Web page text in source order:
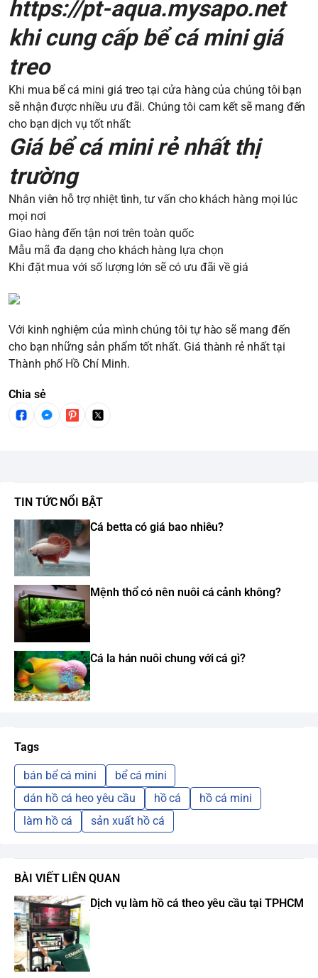
https://pt-aqua.mysapo.net
khi cung cấp bể cá mini giá
treo
Khi mua bể cá mini giá treo tại cửa hàng của chúng tôi bạn
sẽ nhận được nhiều ưu đãi. Chúng tôi cam kết sẽ mang đến
cho bạn dịch vụ tốt nhất:
Giá bể cá mini rẻ nhất thị
trường
Nhân viên hỗ trợ nhiệt tình, tư vấn cho khách hàng mọi lúc
mọi nơi
Giao hàng đến tận nơi trên toàn quốc
Mẫu mã đa dạng cho khách hàng lựa chọn
Khi đặt mua với số lượng lớn sẽ có ưu đãi về giá
Với kinh nghiệm của mình chúng tôi tự hào sẽ mang đến
cho bạn những sản phẩm tốt nhất. Giá thành rẻ nhất tại
Thành phố Hồ Chí Minh.
Chia sẻ
TIN TỨC NỔI BẬT
Cá betta có giá bao nhiêu?
Mệnh thổ có nên nuôi cá cảnh không?
Cá la hán nuôi chung với cá gì?
Tags
bán bể cá mini
bể cá mini
dán hồ cá heo yêu cầu
hồ cá
hồ cá mini
làm hồ cá
sản xuất hồ cá
BÀI VIẾT LIÊN QUAN
Dịch vụ làm hồ cá theo yêu cầu tại TPHCM